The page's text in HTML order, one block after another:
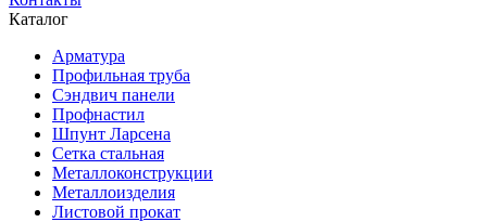
Каталог
Арматура
Профильная труба
Сэндвич панели
Профнастил
Шпунт Ларсена
Сетка стальная
Металлоконструкции
Металлоизделия
Листовой прокат